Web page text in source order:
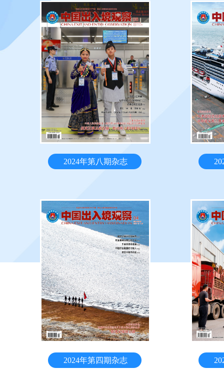
2024年第八期杂志
2024年第四期杂志